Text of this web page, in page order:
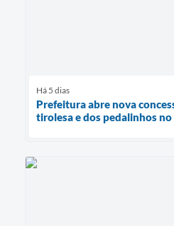
Há 5 dias
Prefeitura abre nova
tirolesa e dos pedalinhos